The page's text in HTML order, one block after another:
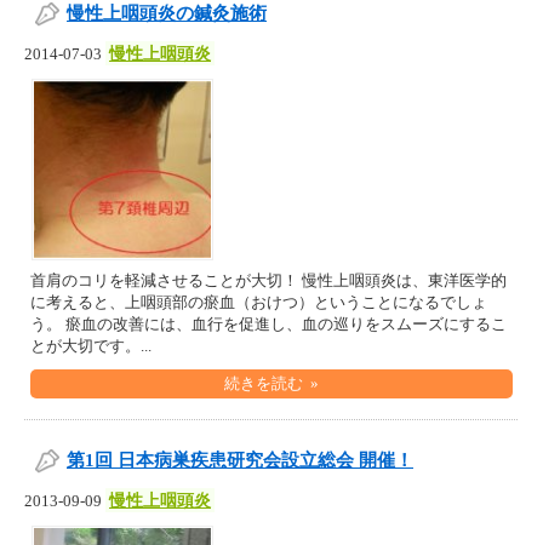
慢性上咽頭炎の鍼灸施術
2014-07-03 慢性上咽頭炎
首肩のコリを軽減させることが大切！ 慢性上咽頭炎は、東洋医学的
に考えると、上咽頭部の瘀血（おけつ）ということになるでしょ
う。 瘀血の改善には、血行を促進し、血の巡りをスムーズにするこ
とが大切です。...
続きを読む »
第1回 日本病巣疾患研究会設立総会 開催！
2013-09-09 慢性上咽頭炎